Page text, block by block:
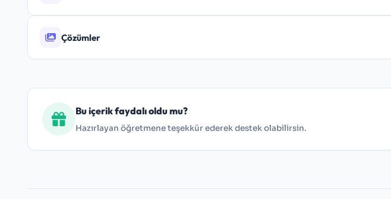
8.Sınıf Aralarında Asal Sayılar Testi
Çözümler
Bu içerik faydalı oldu mu?
Hazırlayan öğretmene teşekkür ederek destek olabilirsin.